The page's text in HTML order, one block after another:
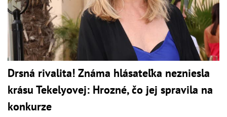
Drsná rivalita! Známa hlásateľka nezniesla
krásu Tekelyovej: Hrozné, čo jej spravila na
konkurze